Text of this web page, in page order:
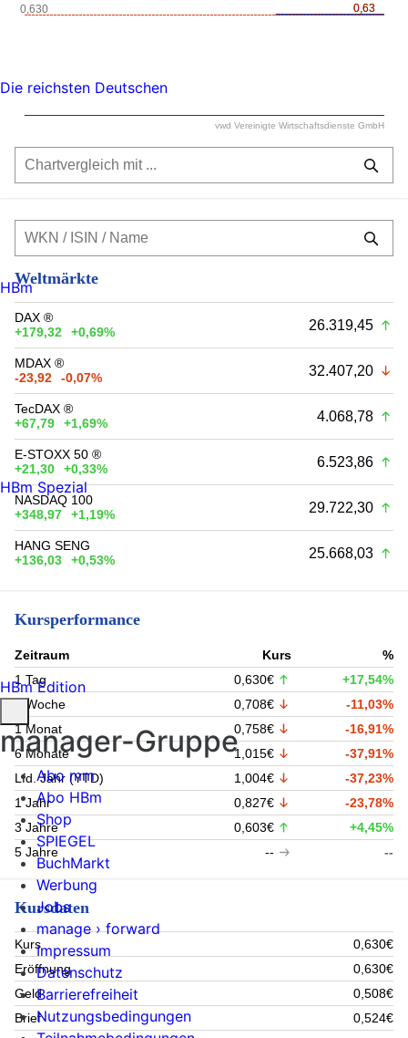
0,63
0,63
0,630
vwd Vereinigte Wirtschaftsdienste GmbH
Weltmärkte
DAX ®
+179,32
+0,69% 26.319,45
MDAX ®
-23,92
-0,07% 32.407,20
TecDAX ®
+67,79
+1,69% 4.068,78
E-STOXX 50 ®
+21,30
+0,33% 6.523,86
NASDAQ 100
+348,97
+1,19% 29.722,30
HANG SENG
+136,03
+0,53% 25.668,03
Kursperformance
Zeitraum Kurs
%
1 Tag
0,630€
+17,54%
1 Woche
0,708€
-11,03%
1 Monat
0,758€
-16,91%
6 Monate
1,015€
-37,91%
Lfd. Jahr (YTD)
1,004€
-37,23%
1 Jahr
0,827€
-23,78%
3 Jahre
0,603€
+4,45%
5 Jahre
-- --
Kursdaten
Kurs
0,630€
Eröffnung
0,630€
Geld
0,508€
Brief
0,524€
Die reichsten Deutschen
HBm
HBm Spezial
HBm Edition
manager-Gruppe
Abo mm
Abo HBm
Shop
SPIEGEL
BuchMarkt
Werbung
Jobs
manage › forward
Impressum
Datenschutz
Barrierefreiheit
Nutzungsbedingungen